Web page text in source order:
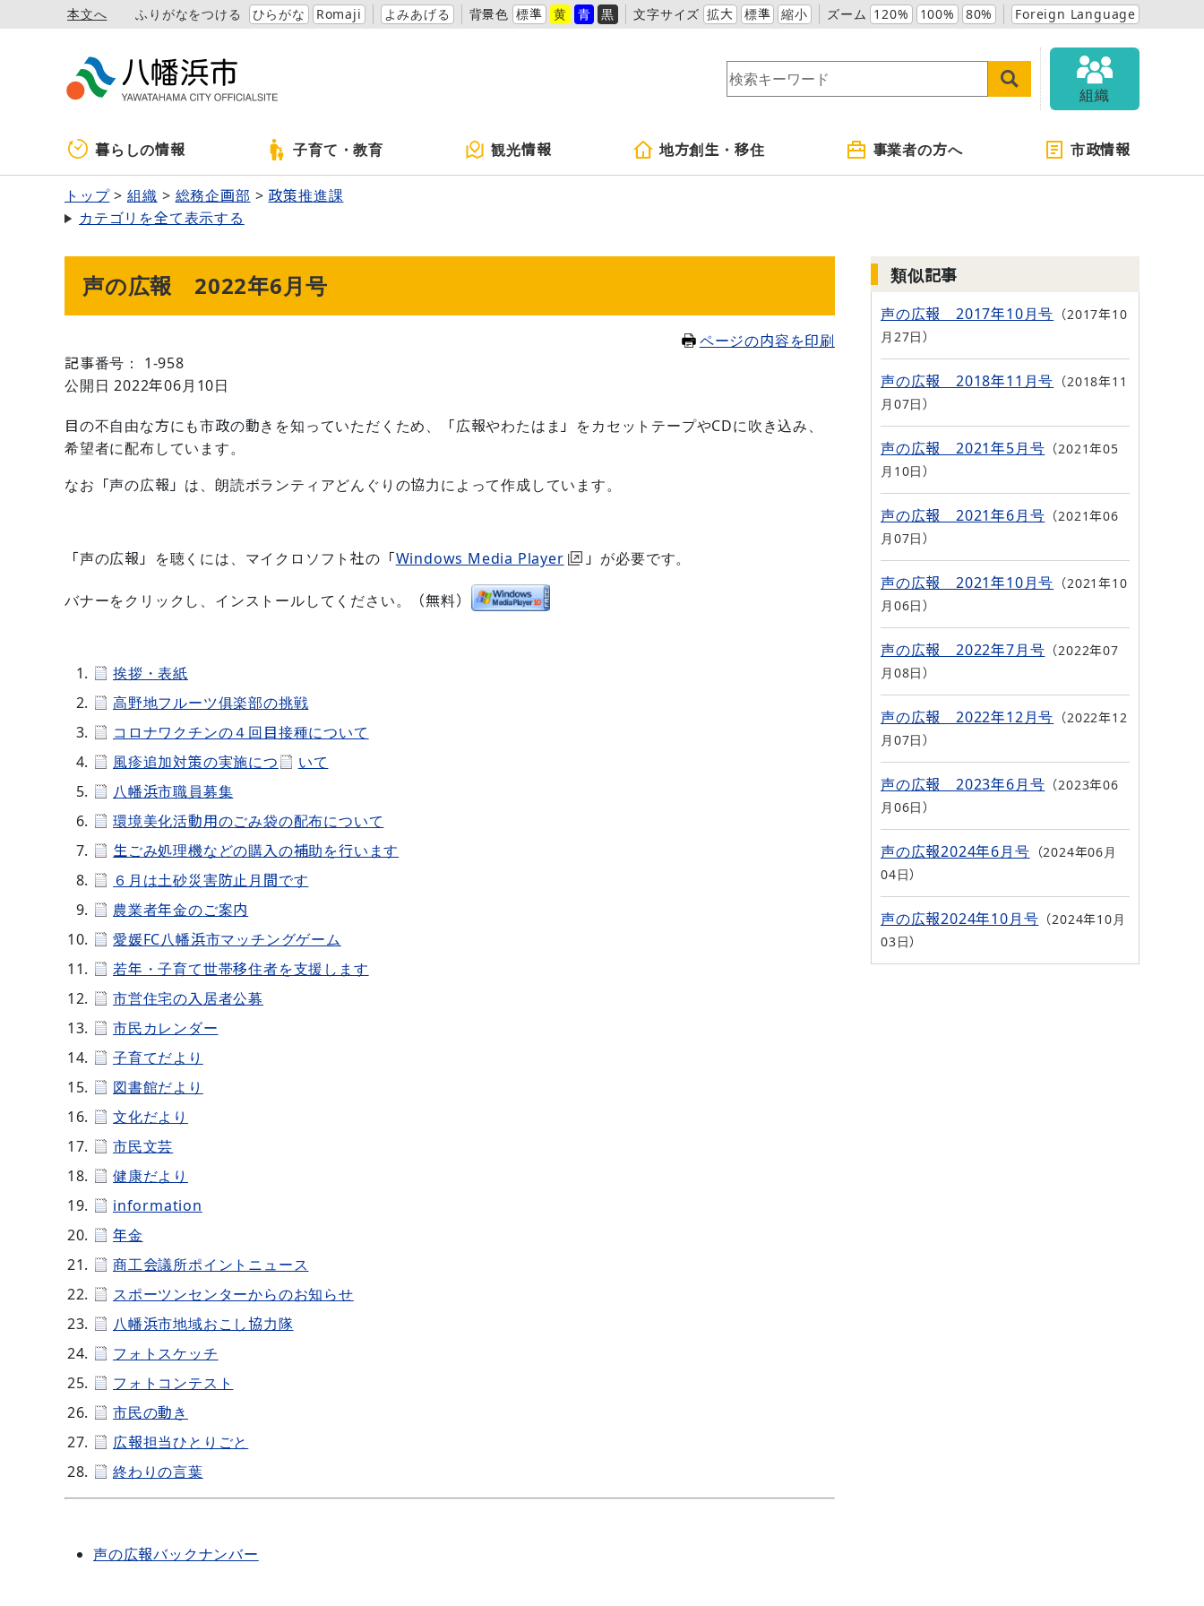
本文へ ふりがなをつける ひらがな Romaji よみあげる 背景色 標準 黄 青 黒 文字サイズ 拡大 標準 縮小 ズーム 120% 100% 80% Foreign Language
組織
暮らしの情報 子育て・教育 観光情報 地方創生・移住 事業者の方へ 市政情報
トップ 組織 総務企画部
政策推進課
カテゴリを全て表示する
声の広報 2022年6月号
ページの内容を印刷
記事番号： 1-958
公開日 2022年06月10日
目の不自由な方にも市政の動きを知っていただくため、「広報やわたはま」をカセットテープやCDに吹き込み、
希望者に配布しています。
なお「声の広報」は、朗読ボランティアどんぐりの協力によって作成しています。
「声の広報」を聴くには、マイクロソフト社の「Windows Media Player 」が必要です。
バナーをクリックし、インストールしてください。（無料）
挨拶・表紙
高野地フルーツ俱楽部の挑戦
コロナワクチンの４回目接種について
風疹追加対策の実施につ
いて
八幡浜市職員募集
環境美化活動用のごみ袋の配布について
生ごみ処理機などの購入の補助を行います
６月は土砂災害防止月間です
農業者年金のご案内
愛媛FC八幡浜市マッチングゲーム
若年・子育て世帯移住者を支援します
市営住宅の入居者公募
市民カレンダー
子育てだより
図書館だより
文化だより
市民文芸
健康だより
information
年金
商工会議所ポイントニュース
スポーツンセンターからのお知らせ
八幡浜市地域おこし協力隊
フォトスケッチ
フォトコンテスト
市民の動き
広報担当ひとりごと
終わりの言葉
声の広報バックナンバー
類似記事
声の広報 2017年10月号
2017年10
月27日
声の広報 2018年11月号
2018年11
月07日
声の広報 2021年5月号
2021年05
月10日
声の広報 2021年6月号
2021年06
月07日
声の広報 2021年10月号
2021年10
月06日
声の広報 2022年7月号
2022年07
月08日
声の広報 2022年12月号
2022年12
月07日
声の広報 2023年6月号
2023年06
月06日
声の広報2024年6月号
2024年06月
04日
声の広報2024年10月号
2024年10月
03日